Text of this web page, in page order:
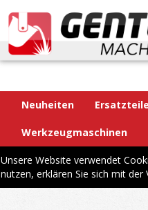
Neuheiten Ersatzteile
Werkzeugmaschinen
Unsere Website verwendet
nutzen, erklären Sie sich mit